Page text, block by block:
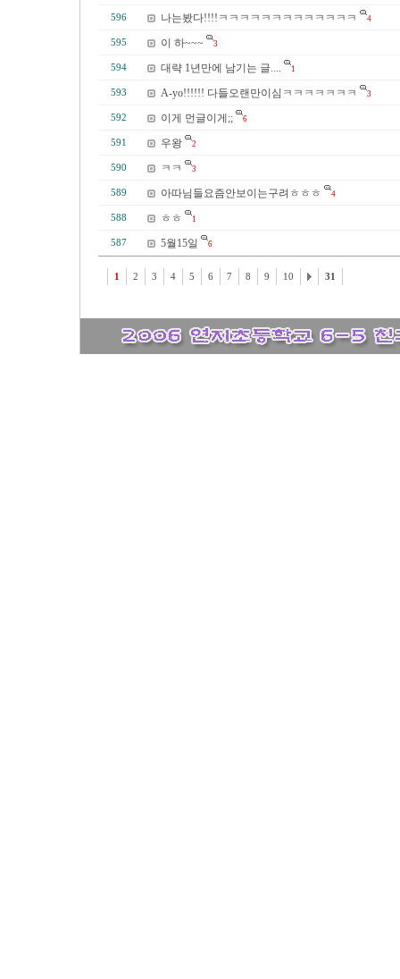
596 나는봤다!!!!ㅋㅋㅋㅋㅋㅋㅋㅋㅋㅋㅋㅋㅋ 4
595 이 하~~~ 3
594 대략 1년만에 남기는 글.... 1
593 A-yo!!!!!! 다들오랜만이심ㅋㅋㅋㅋㅋㅋㅋ 3
592 이게 먼글이게;; 6
591 우왕 2
590 ㅋㅋ 3
589 아따님들요즘안보이는구려ㅎㅎㅎ 4
588 ㅎㅎ 1
587 5월15일 6
1 2 3 4 5 6 7 8 9 10 31